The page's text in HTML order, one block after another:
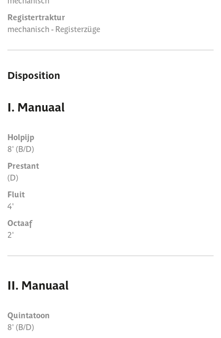
Registertraktur
mechanisch - Registerzüge
Disposition
I. Manuaal
Holpijp
8' (B/D)
Prestant
(D)
Fluit
4'
Octaaf
2'
II. Manuaal
Quintatoon
8' (B/D)